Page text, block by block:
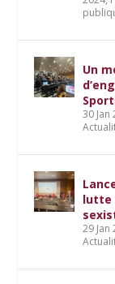
Un
30 Jan
lutte
29 Jan